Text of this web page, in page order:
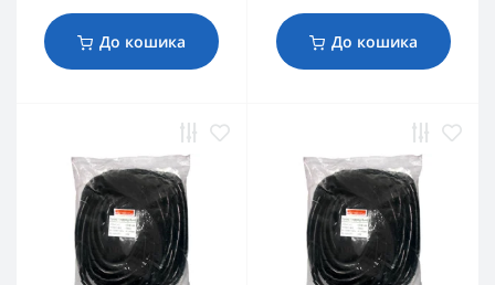
До кошика До кошика